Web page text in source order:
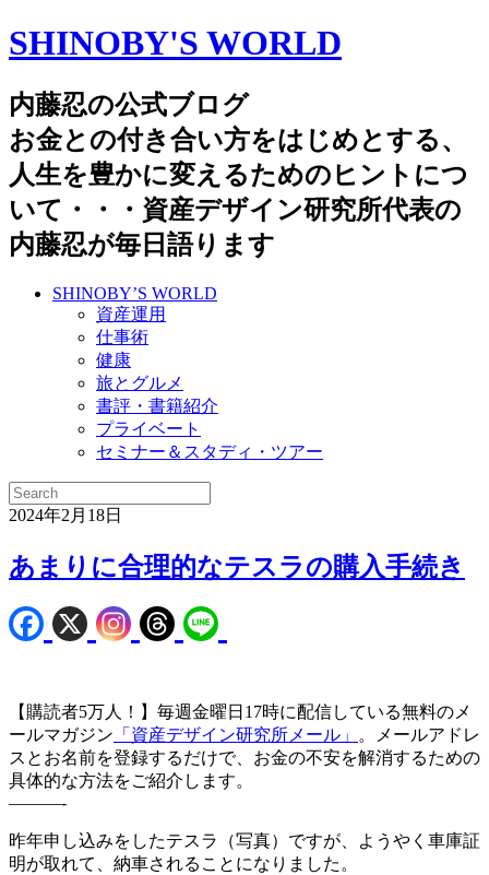
SHINOBY'S WORLD
内藤忍の公式ブログ
お金との付き合い方をはじめとする、
人生を豊かに変えるためのヒントにつ
いて・・・資産デザイン研究所代表の
内藤忍が毎日語ります
SHINOBY’S WORLD
資産運用
仕事術
健康
旅とグルメ
書評・書籍紹介
プライベート
セミナー＆スタディ・ツアー
2024年2月18日
あまりに合理的なテスラの購入手続き
【購読者5万人！】毎週金曜日17時に配信している無料のメ
ールマガジン 「資産デザイン研究所メール」
。メールアドレ
スとお名前を登録するだけで、お金の不安を解消するための
具体的な方法をご紹介します。
———-
昨年申し込みをしたテスラ（写真）ですが、ようやく車庫証
明が取れて、納車されることになりました。